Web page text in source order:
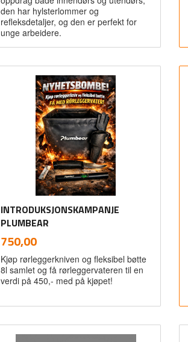
Les mer
den har hylsterlommer og
refleksdetaljer, og den er perfekt for
unge arbeidere.
INTRODUKSJONSKAMPANJE
PLUMBEAR
Pris
750,00mva.
Kjøp
Kjøp rørleggerkniven og fleksibel bøtte
8l samlet og få rørleggervateren til en
verdi på 450,- med på kjøpet!